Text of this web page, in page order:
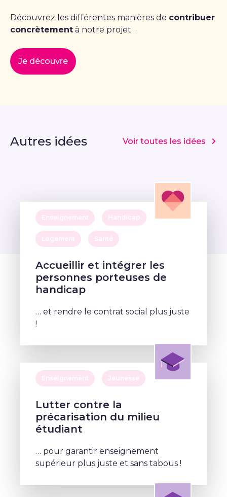
Découvrez les différentes manières de contribuer
concrètement à notre projet…
Je découvre
Autres idées Voir toutes les idées
Enseignement Handicap
Logement Santé
Accueillir et intégrer les
personnes porteuses de
handicap
… et rendre le contrat social plus juste
!
Enseignement Jeunesse
Lutter contre la
précarisation du milieu
étudiant
… pour garantir enseignement
supérieur plus juste et sans tabous !